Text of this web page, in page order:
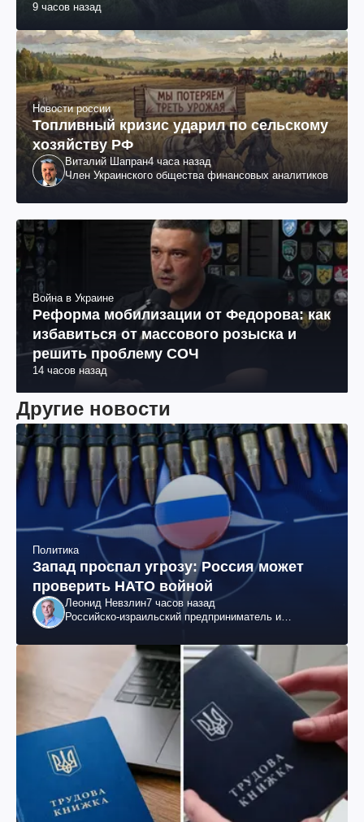
9 часов назад
Новости россии
Топливный кризис ударил по сельскому
хозяйству РФ
Виталий Шапран4 часа назад
Член Украинского общества финансовых аналитиков
Война в Украине
Реформа мобилизации от Федорова: как
избавиться от массового розыска и
решить проблему СОЧ
14 часов назад
Другие новости
Политика
Запад проспал угрозу: Россия может
проверить НАТО войной
Леонид Невзлин7 часов назад
Российско-израильский предприниматель и
"ЮКОСа"